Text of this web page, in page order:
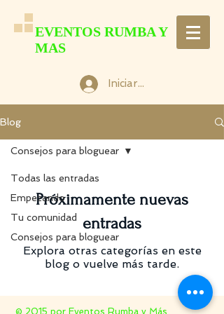
EVENTOS RUMBA Y
MAS
Iniciar sesión
Blog
Todas las entradas
Empezando
Tu comunidad
Consejos para bloguear
Consejos para bloguear
Próximamente nuevas
entradas
Explora otras categorías en este
blog o vuelve más tarde.
© 2015 por Eventos Rumba y Más